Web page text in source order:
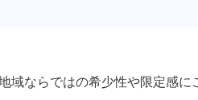
域ならではの希少性や限定感に